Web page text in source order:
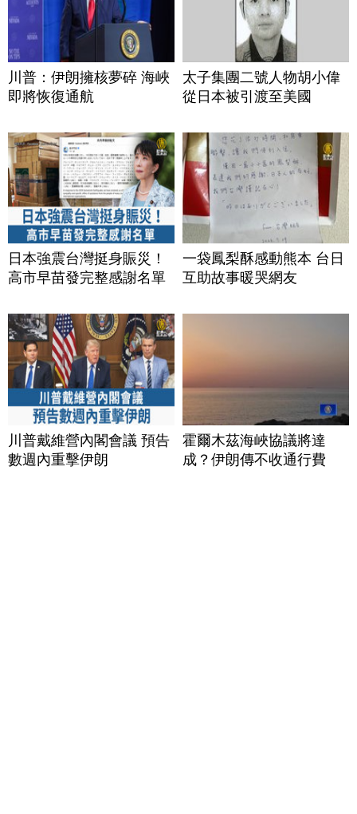
川普：伊朗擁核夢碎 海峽
即將恢復通航
太子集團二號人物胡小偉
從日本被引渡至美國
日本強震台灣挺身賑災！
高市早苗發完整感謝名單
一袋鳳梨酥感動熊本 台日
互助故事暖哭網友
川普戴維營內閣會議 預告
數週內重擊伊朗
霍爾木茲海峽協議將達
成？伊朗傳不收通行費